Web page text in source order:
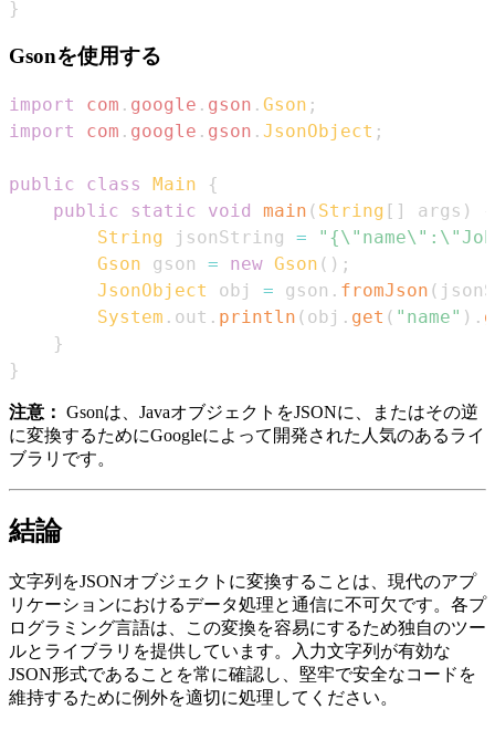
}
Gsonを使用する
import com . google . gson . Gson ;
import
com . google . gson . JsonObject ;
public class Main
{
public
static void main ( String [ ] args )
String jsonString =
Gson gson = new Gson ( ) ;
JsonObject
obj = gson . fromJson (
System . out . println ( obj . get ( "name" ) .
}
}
注意： Gsonは、JavaオブジェクトをJSONに、またはその逆
に変換するためにGoogleによって開発された人気のあるライ
ブラリです。
結論
文字列をJSONオブジェクトに変換することは、現代のアプ
リケーションにおけるデータ処理と通信に不可欠です。各プ
ログラミング言語は、この変換を容易にするため独自のツー
ルとライブラリを提供しています。入力文字列が有効な
JSON形式であることを常に確認し、堅牢で安全なコードを
維持するために例外を適切に処理してください。